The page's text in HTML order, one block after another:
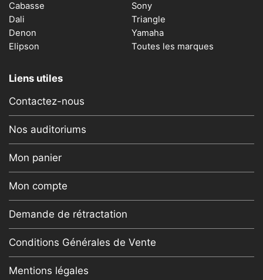
Cabasse
Dali
Denon
Elipson
Sony
Triangle
Yamaha
Toutes les marques
Liens utiles
Contactez-nous
Nos auditoriums
Mon panier
Mon compte
Demande de rétractation
Conditions Générales de Vente
Mentions légales